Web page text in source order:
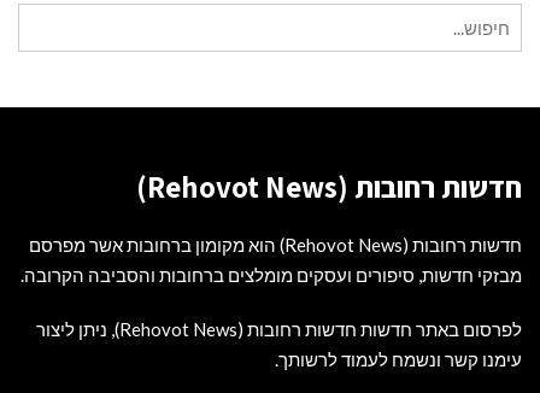
עבור:
חדשות רחובות (Rehovot News)
חדשות רחובות (Rehovot News) הוא מקומון ברחובות אשר מפרסם
מבזקי חדשות, סיפורים ועסקים מומלצים ברחובות והסביבה הקרובה.
לפרסום באתר חדשות חדשות רחובות (Rehovot News), ניתן ליצור
עימנו קשר ונשמח לעמוד לרשותך.